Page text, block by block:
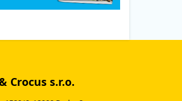
Crocus s.r.o.